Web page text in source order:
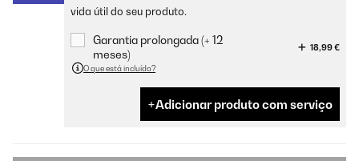
vida útil do seu produto.
Garantia prolongada (+ 12
meses)
18,99 €
O que está incluído?
Adicionar produto com serviço